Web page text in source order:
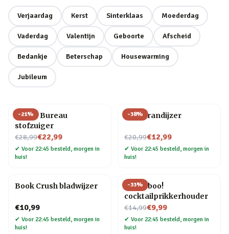
Verjaardag Kerst Sinterklaas Moederdag
Vaderdag Valentijn Geboorte Afscheid
Bedankje Beterschap Housewarming
Jubileum
-21%
Henry Bureau
stofzuiger
€28,99
Nu voor€22,99
✔ Voor 22:45 besteld, morgen in
huis!
-38%
BBQ brandijzer
€20,99
Nu voor€12,99
✔ Voor 22:45 besteld, morgen in
huis!
Book Crush bladwijzer
€10,99
✔ Voor 22:45 besteld, morgen in
huis!
-33%
Pick a boo!
cocktailprikkerhouder
€14,99
Nu voor€9,99
✔ Voor 22:45 besteld, morgen in
huis!